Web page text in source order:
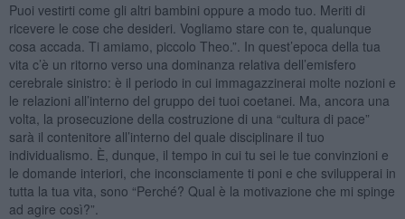
Puoi vestirti come gli altri bambini oppure a modo tuo. Meriti di
ricevere le cose che desideri. Vogliamo stare con te, qualunque
cosa accada. Ti amiamo, piccolo Theo.”. In quest’epoca della tua
vita c’è un ritorno verso una dominanza relativa dell’emisfero
cerebrale sinistro: è il periodo in cui immagazzinerai molte nozioni e
le relazioni all’interno del gruppo dei tuoi coetanei. Ma, ancora una
volta, la prosecuzione della costruzione di una “cultura di pace”
sarà il contenitore all’interno del quale disciplinare il tuo
individualismo. È, dunque, il tempo in cui tu sei le tue convinzioni e
le domande interiori, che inconsciamente ti poni e che svilupperai in
tutta la tua vita, sono “Perché? Qual è la motivazione che mi spinge
ad agire così?”.